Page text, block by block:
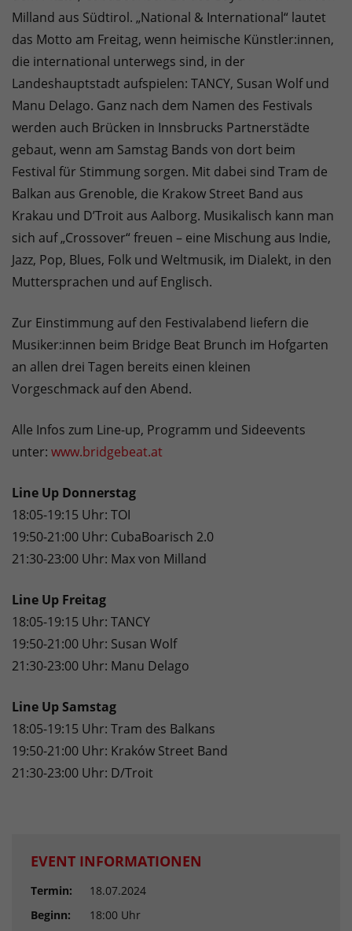
Milland aus Südtirol. „National & International“ lautet
das Motto am Freitag, wenn heimische Künstler:innen,
die international unterwegs sind, in der
Landeshauptstadt aufspielen: TANCY, Susan Wolf und
Manu Delago. Ganz nach dem Namen des Festivals
werden auch Brücken in Innsbrucks Partnerstädte
gebaut, wenn am Samstag Bands von dort beim
Festival für Stimmung sorgen. Mit dabei sind Tram de
Balkan aus Grenoble, die Krakow Street Band aus
Krakau und D’Troit aus Aalborg. Musikalisch kann man
sich auf „Crossover“ freuen – eine Mischung aus Indie,
Jazz, Pop, Blues, Folk und Weltmusik, im Dialekt, in den
Muttersprachen und auf Englisch.
Zur Einstimmung auf den Festivalabend liefern die
Musiker:innen beim Bridge Beat Brunch im Hofgarten
an allen drei Tagen bereits einen kleinen
Vorgeschmack auf den Abend.
Alle Infos zum Line-up, Programm und Sideevents
unter: www.bridgebeat.at
Line Up Donnerstag
18:05-19:15 Uhr: TOI
19:50-21:00 Uhr: CubaBoarisch 2.0
21:30-23:00 Uhr: Max von Milland
Line Up Freitag
18:05-19:15 Uhr: TANCY
19:50-21:00 Uhr: Susan Wolf
21:30-23:00 Uhr: Manu Delago
Line Up Samstag
18:05-19:15 Uhr: Tram des Balkans
19:50-21:00 Uhr: Kraków Street Band
21:30-23:00 Uhr: D/Troit
EVENT INFORMATIONEN
Termin:
18.07.2024
Beginn:
18:00 Uhr